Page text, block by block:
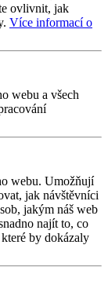
ovlivnit, jak
Více informací o
webu a všech
webu. Umožňují
jak návštěvníci
jakým náš web
najít to, co
by dokázaly